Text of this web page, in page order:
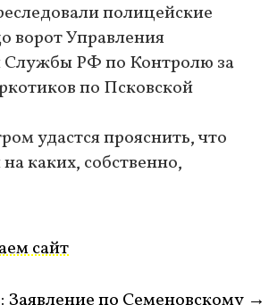
полицейские
ворот Управления
Службы РФ по Контролю за
по Псковской
удастся прояснить, что
каких, собственно,
сайт